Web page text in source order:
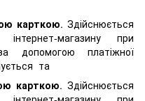
карткою. Здійснюється
магазину при
допомогою платіжної
та
карткою. Здійснюється